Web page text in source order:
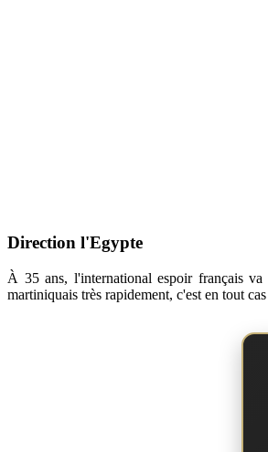
Direction l'Egypte
À 35 ans, l'international espoir français
martiniquais très rapidement, c'est en tout